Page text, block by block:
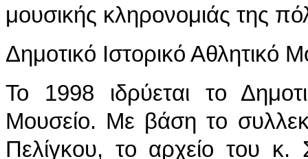
μουσικής κληρονομιάς της
Δημοτικό Ιστορικό Αθλητικό
Το 1998 ιδρύεται το
Μουσείο. Με βάση το
Πελίγκου, το αρχείο του